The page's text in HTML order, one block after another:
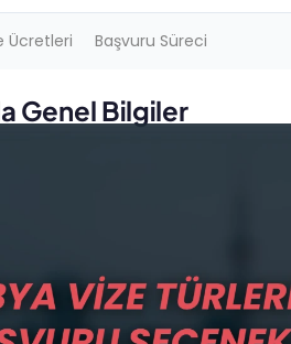
Ücretleri Başvuru Süreci
Genel Bilgiler